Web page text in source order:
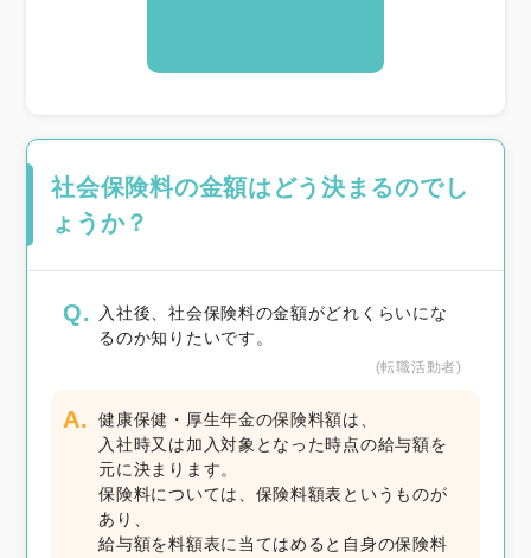
社会保険料の金額はどう決まるのでし
ょうか？
Q.
入社後、社会保険料の金額がどれくらいにな
るのか知りたいです。
(転職活動者)
A.
健康保健・厚生年金の保険料額は、
入社時又は加入対象となった時点の給与額を
元に決まります。
保険料については、保険料額表というものが
あり、
給与額を料額表に当てはめると自身の保険料